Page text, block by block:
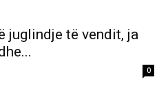
juglindje të vendit, ja
0